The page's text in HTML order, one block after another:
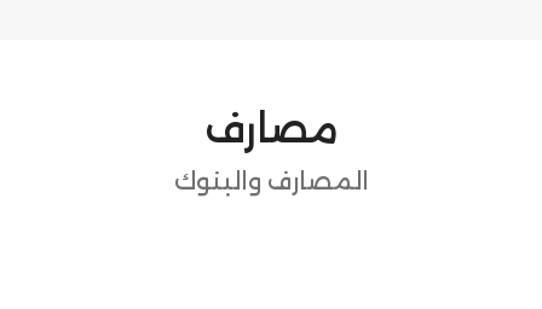
مصارف
المصارف والبنوك